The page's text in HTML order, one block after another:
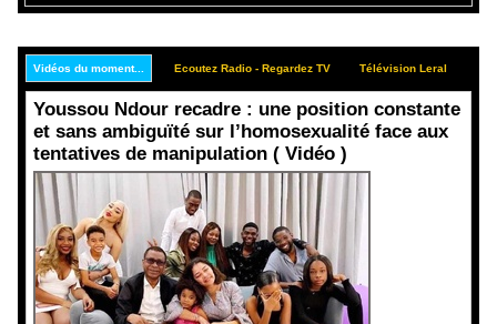
Vidéos du moment... Ecoutez Radio - Regardez TV Télévision Leral
Youssou Ndour recadre : une position constante
et sans ambiguïté sur l’homosexualité face aux
tentatives de manipulation ( Vidéo )